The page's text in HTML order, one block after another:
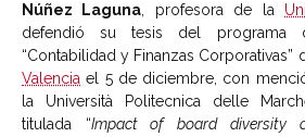
Núñez Laguna , profesora de la
defendió su tesis del programa
“Contabilidad y Finanzas Corporativas”
Valencia el 5 de diciembre, con
la Università Politecnica delle
titulada “Impact of board diversity